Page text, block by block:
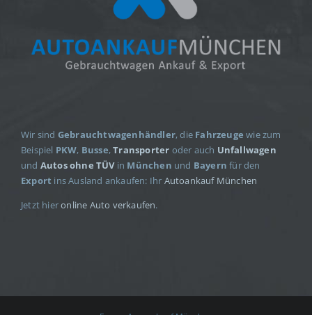
Wir sind Gebrauchtwagenhändler, die Fahrzeuge wie zum
Beispiel PKW, Busse,Transporter oder auch Unfallwagen
und Autos ohne TÜVin München und Bayernfür den
Export ins Ausland ankaufen: Ihr Autoankauf München
Jetzt hieronline Auto verkaufen.